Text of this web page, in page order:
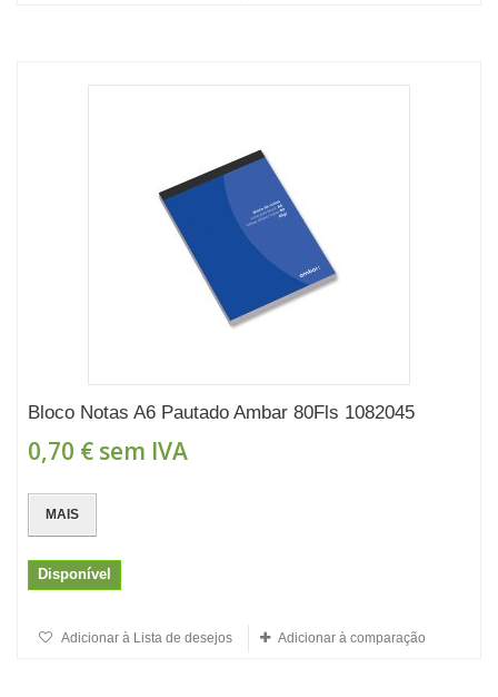
Bloco Notas A6 Pautado Ambar 80Fls 1082045
0,70 € sem IVA
MAIS
Disponível
Adicionar à Lista de desejos Adicionar à comparação